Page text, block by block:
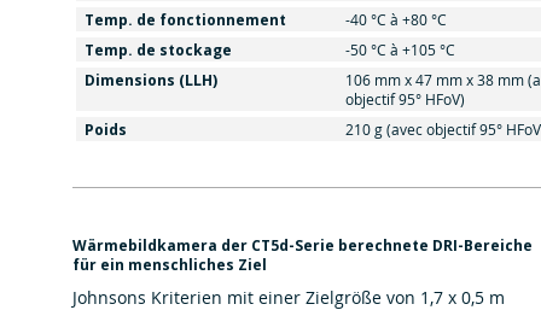
Temp. de fonctionnement -40 °C à +80 °C
Temp. de stockage -50 °C à +105 °C
Dimensions (LLH)
106 mm x 47 mm x 38 mm
objectif 95° HFoV)
Poids 210 g (avec objectif 95°
Wärmebildkamera der CT5d-Serie berechnete DRI-Bereiche
für ein menschliches Ziel
Johnsons Kriterien mit einer Zielgröße von 1,7 x 0,5 m